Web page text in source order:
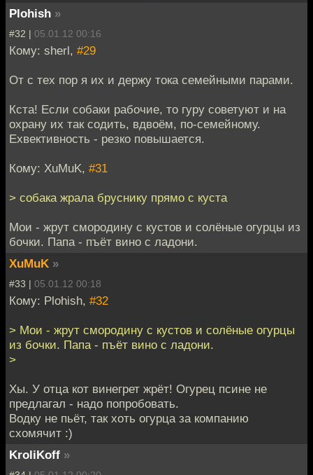
Plohish »
#32 | 05.01.12 00:16
Кому: sherl, #29
От с тех пор я их и держу тока семейными парами.
Кста! Если собаки рабочие, то гуру советуют и на
охрану их так содить, вдвоём, по-семейному.
Ехвективность - резко повышается.
Кому: XuMuK, #31
> собака жрала бруснику прямо с куста
Мои - жрут смородину с кустов и солёные огурцы из
бочки. Папа - пъёт вино с ладони.
XuMuK »
#33 | 05.01.12 00:18
Кому: Plohish, #32
> Мои - жрут смородину с кустов и солёные огурцы
из бочки. Папа - пъёт вино с ладони.
>
Хы. У отца кот винегрет жрёт! Огурец псине не
предлагал - надо попробовать.
Водку не пьёт, так хоть огурца за компанию
схомячит :)
KroliKoff »